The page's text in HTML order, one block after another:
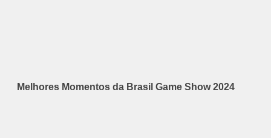
Melhores Momentos da Brasil Game Show 2024